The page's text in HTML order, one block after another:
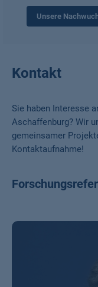
Unsere
Kontakt
Sie haben Interesse
Aschaffenburg? Wir
gemeinsamer
Kontaktaufnahme!